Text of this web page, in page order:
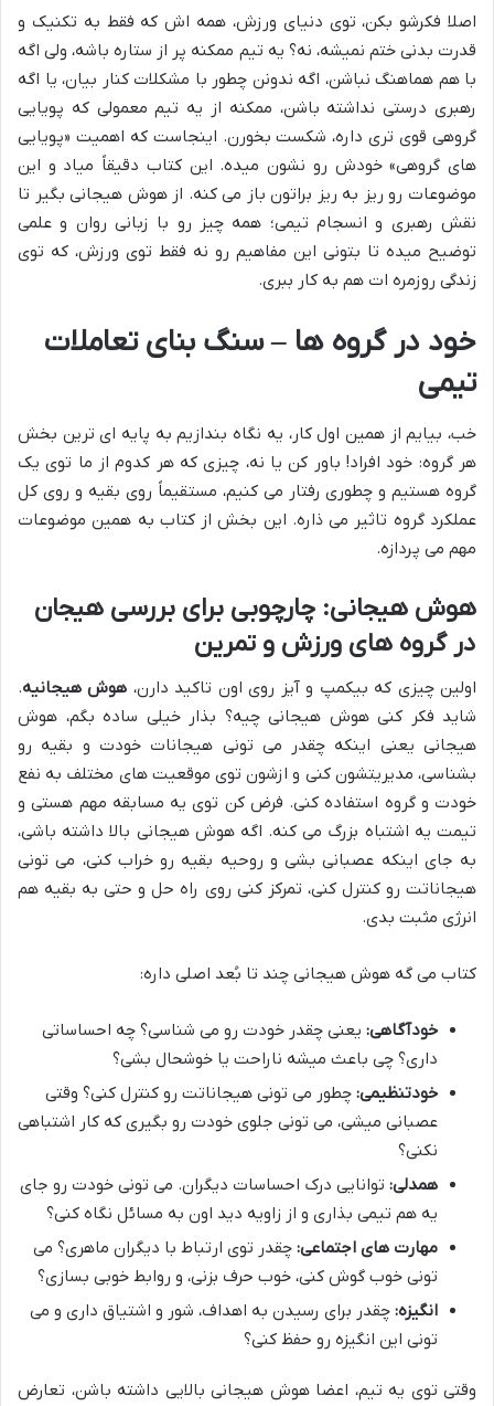
اصلا فکرشو بکن، توی دنیای ورزش، همه اش که فقط به تکنیک و
قدرت بدنی ختم نمیشه، نه؟ یه تیم ممکنه پر از ستاره باشه، ولی اگه
با هم هماهنگ نباشن، اگه ندونن چطور با مشکلات کنار بیان، یا اگه
رهبری درستی نداشته باشن، ممکنه از یه تیم معمولی که پویایی
گروهی قوی تری داره، شکست بخورن. اینجاست که اهمیت «پویایی
های گروهی» خودش رو نشون میده. این کتاب دقیقاً میاد و این
موضوعات رو ریز به ریز براتون باز می کنه. از هوش هیجانی بگیر تا
نقش رهبری و انسجام تیمی؛ همه چیز رو با زبانی روان و علمی
توضیح میده تا بتونی این مفاهیم رو نه فقط توی ورزش، که توی
زندگی روزمره ات هم به کار ببری.
خود در گروه ها – سنگ بنای تعاملات
تیمی
خب، بیایم از همین اول کار، یه نگاه بندازیم به پایه ای ترین بخش
هر گروه: خود افراد! باور کن یا نه، چیزی که هر کدوم از ما توی یک
گروه هستیم و چطوری رفتار می کنیم، مستقیماً روی بقیه و روی کل
عملکرد گروه تاثیر می ذاره. این بخش از کتاب به همین موضوعات
مهم می پردازه.
هوش هیجانی: چارچوبی برای بررسی هیجان
در گروه های ورزش و تمرین
اولین چیزی که بیکمپ و آیز روی اون تاکید دارن، هوش هیجانیه.
شاید فکر کنی هوش هیجانی چیه؟ بذار خیلی ساده بگم، هوش
هیجانی یعنی اینکه چقدر می تونی هیجانات خودت و بقیه رو
بشناسی، مدیریتشون کنی و ازشون توی موقعیت های مختلف به نفع
خودت و گروه استفاده کنی. فرض کن توی یه مسابقه مهم هستی و
تیمت یه اشتباه بزرگ می کنه. اگه هوش هیجانی بالا داشته باشی،
به جای اینکه عصبانی بشی و روحیه بقیه رو خراب کنی، می تونی
هیجاناتت رو کنترل کنی، تمرکز کنی روی راه حل و حتی به بقیه هم
انرژی مثبت بدی.
کتاب می گه هوش هیجانی چند تا بُعد اصلی داره:
خودآگاهی: یعنی چقدر خودت رو می شناسی؟ چه احساساتی
داری؟ چی باعث میشه ناراحت یا خوشحال بشی؟
خودتنظیمی: چطور می تونی هیجاناتت رو کنترل کنی؟ وقتی
عصبانی میشی، می تونی جلوی خودت رو بگیری که کار اشتباهی
نکنی؟
همدلی: توانایی درک احساسات دیگران. می تونی خودت رو جای
یه هم تیمی بذاری و از زاویه دید اون به مسائل نگاه کنی؟
مهارت های اجتماعی: چقدر توی ارتباط با دیگران ماهری؟ می
تونی خوب گوش کنی، خوب حرف بزنی، و روابط خوبی بسازی؟
انگیزه: چقدر برای رسیدن به اهداف، شور و اشتیاق داری و می
تونی این انگیزه رو حفظ کنی؟
وقتی توی یه تیم، اعضا هوش هیجانی بالایی داشته باشن، تعارض